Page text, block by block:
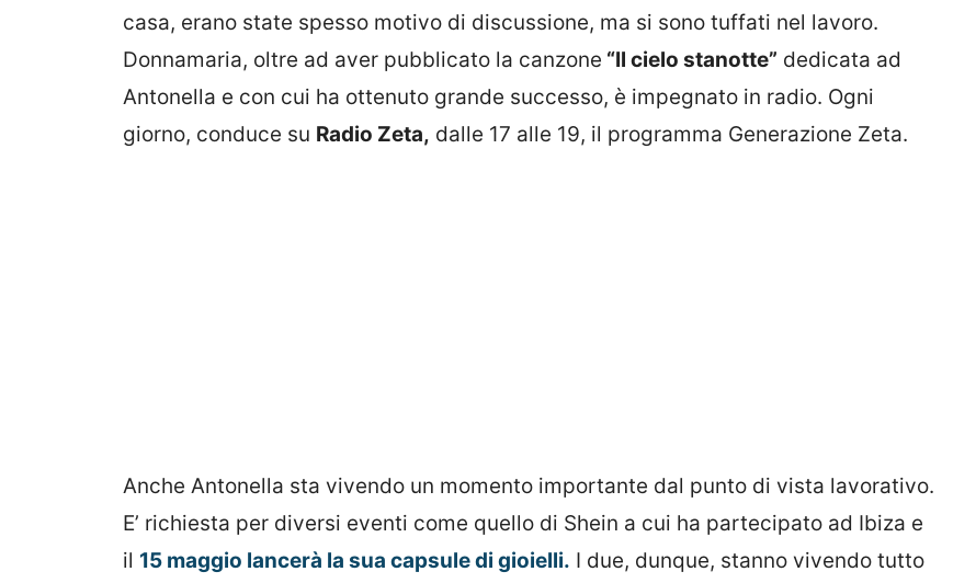
casa, erano state spesso motivo di discussione, ma si sono tuffati nel lavoro.
Donnamaria, oltre ad aver pubblicato la canzone “Il cielo stanotte” dedicata ad
Antonella e con cui ha ottenuto grande successo, è impegnato in radio. Ogni
giorno, conduce su Radio Zeta, dalle 17 alle 19, il programma Generazione Zeta.
Anche Antonella sta vivendo un momento importante dal punto di vista lavorativo.
E’ richiesta per diversi eventi come quello di Shein a cui ha partecipato ad Ibiza e
il 15 maggio lancerà la sua capsule di gioielli. I due, dunque, stanno vivendo tutto